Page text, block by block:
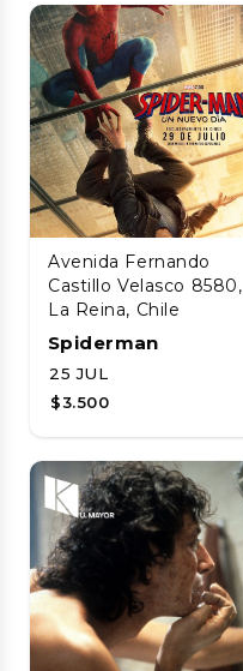
Avenida Fernando
Castillo Velasco 8580,
La Reina, Chile
Spiderman
25 JUL
$3.500